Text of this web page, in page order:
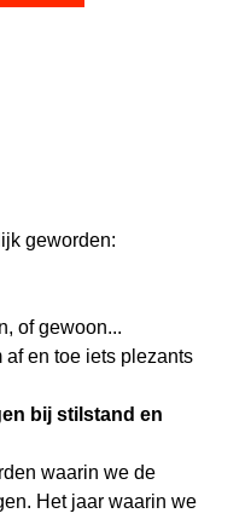
geworden:
of gewoon...
en toe iets plezants
bij stilstand en
waarin we de
Het jaar waarin we